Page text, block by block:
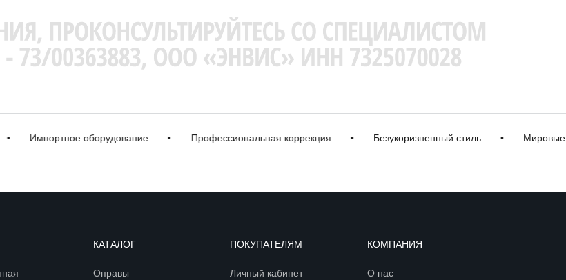
Импортное оборудование • Профессиональная коррекция • Безукоризненный стиль • Мировые
КАТАЛОГ
Оправы
ПОКУПАТЕЛЯМ
Личный кабинет
КОМПАНИЯ
О нас